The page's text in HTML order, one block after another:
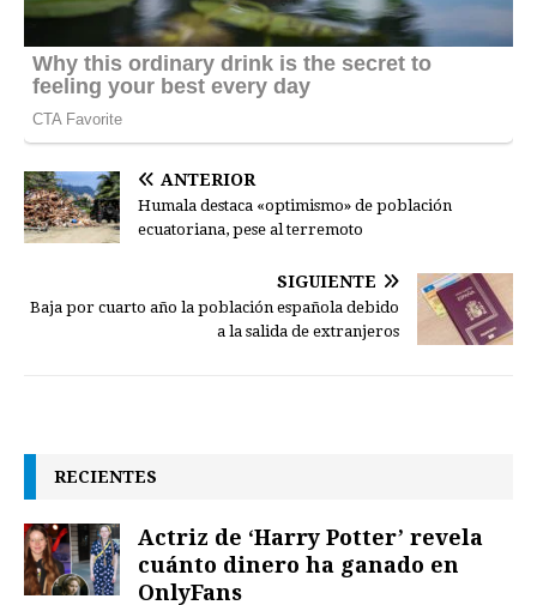
ANTERIOR
Humala destaca «optimismo» de población
ecuatoriana, pese al terremoto
SIGUIENTE
Baja por cuarto año la población española debido
a la salida de extranjeros
RECIENTES
Actriz de ‘Harry Potter’ revela
cuánto dinero ha ganado en
OnlyFans